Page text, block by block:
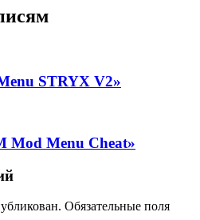
STRYX V2»
Mod Menu Cheat»
Обязательные поля